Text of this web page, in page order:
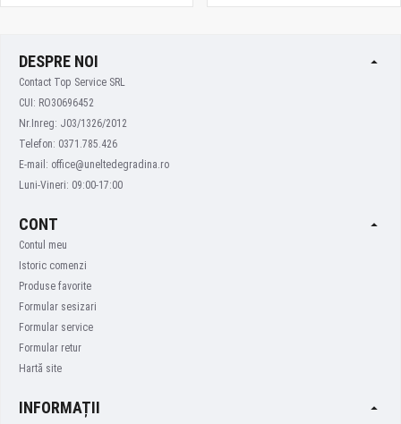
DESPRE NOI
Contact Top Service SRL
CUI: RO30696452
Nr.Inreg: J03/1326/2012
Telefon: 0371.785.426
E-mail: office@uneltedegradina.ro
Luni-Vineri: 09:00-17:00
CONT
Contul meu
Istoric comenzi
Produse favorite
Formular sesizari
Formular service
Formular retur
Hartă site
INFORMAȚII